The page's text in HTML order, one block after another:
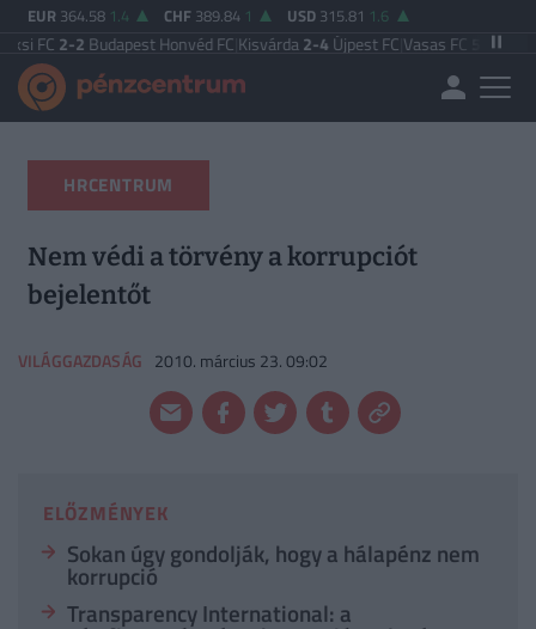
EUR 364.58 1.4 CHF 389.84 1 USD 315.81 1.6
Budapest Honvéd FC|Kisvárda2-4Újpest FC|Vasas FC5-0Zalaegerszegi
HRCENTRUM
Nem védi a törvény a korrupciót
bejelentőt
VILÁGGAZDASÁG 2010. március 23. 09:02
ELŐZMÉNYEK
Sokan úgy gondolják, hogy a hálapénz nem
korrupció
Transparency International: a